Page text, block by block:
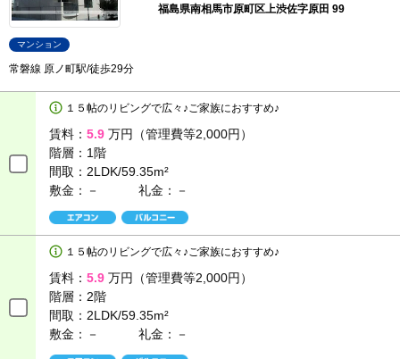
福島県南相馬市原町区上渋佐字原田 99
マンション
常磐線 原ノ町駅/徒歩29分
１５帖のリビングで広々♪ご家族におすすめ♪
賃料： 5.9 万円（管理費等2,000円）
階層： 1階
間取： 2LDK/59.35m²
敷金：－
礼金：－
１５帖のリビングで広々♪ご家族におすすめ♪
賃料： 5.9 万円（管理費等2,000円）
階層： 2階
間取： 2LDK/59.35m²
敷金：－
礼金：－